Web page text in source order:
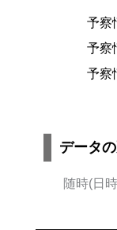
予察
予察
予察
データ
随時(日